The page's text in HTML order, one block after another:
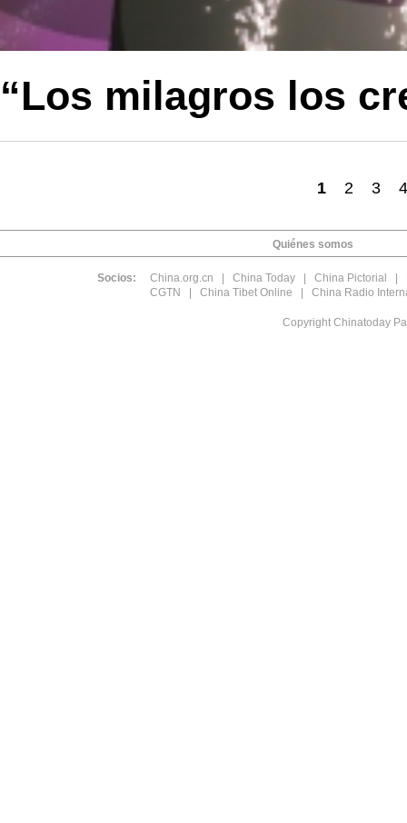
“Los milagros los
1 2 3 4
Quiénes somos
Socios: China.org.cn China Today| China Pictorial
CGTN
China Tibet Online China Radio
Copyright Chinatoday